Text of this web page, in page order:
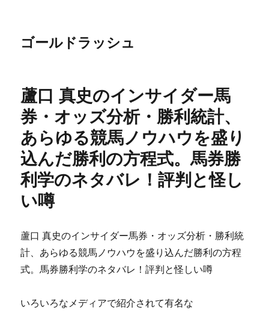
ゴールドラッシュ
蘆口 真史のインサイダー馬
券・オッズ分析・勝利統計、
あらゆる競馬ノウハウを盛り
込んだ勝利の方程式。馬券勝
利学のネタバレ！評判と怪し
い噂
蘆口 真史のインサイダー馬券・オッズ分析・勝利統
計、あらゆる競馬ノウハウを盛り込んだ勝利の方程
式。馬券勝利学のネタバレ！評判と怪しい噂
いろいろなメディアで紹介されて有名な